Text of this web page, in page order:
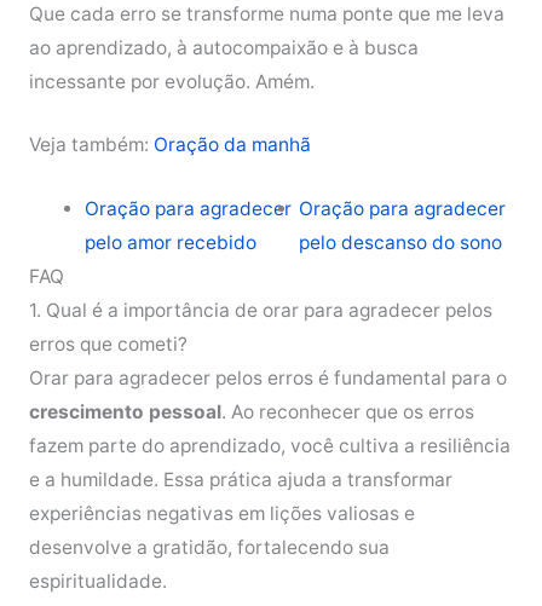
Que cada erro se transforme numa ponte que me leva
ao aprendizado, à autocompaixão e à busca
incessante por evolução. Amém.
Veja também: Oração da manhã
Oração para agradecer
pelo amor recebido
Oração para agradecer
pelo descanso do sono
FAQ
1. Qual é a importância de orar para agradecer pelos
erros que cometi?
Orar para agradecer pelos erros é fundamental para o
crescimento pessoal. Ao reconhecer que os erros
fazem parte do aprendizado, você cultiva a resiliência
e a humildade. Essa prática ajuda a transformar
experiências negativas em lições valiosas e
desenvolve a gratidão, fortalecendo sua
espiritualidade.